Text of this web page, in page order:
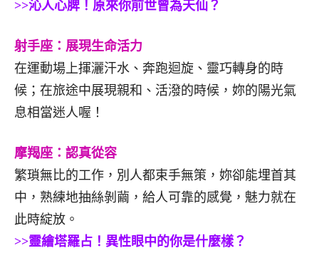
>>沁人心脾！原來你前世曾為天仙？
射手座：展現生命活力
在運動場上揮灑汗水、奔跑迴旋、靈巧轉身的時
候；在旅途中展現親和、活潑的時候，妳的陽光氣
息相當迷人喔！
摩羯座：認真從容
繁瑣無比的工作，別人都束手無策，妳卻能埋首其
中，熟練地抽絲剝繭，給人可靠的感覺，魅力就在
此時綻放。
>>靈繪塔羅占！異性眼中的你是什麼樣？